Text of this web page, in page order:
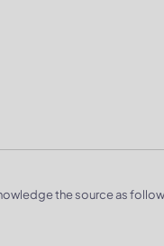
the source as